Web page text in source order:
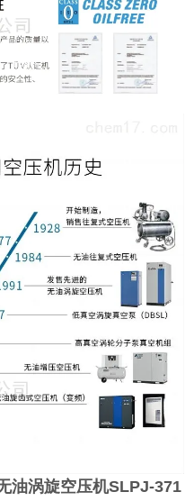
油涡旋空压机SLPJ-371